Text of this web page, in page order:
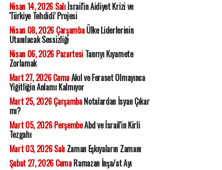
Nisan 14, 2026 Salıİsrail'in Aidiyet Krizi ve
'Türkiye Tehdidi' Projesi
Nisan 08, 2026 ÇarşambaÜlke Liderlerinin
Utanılacak Sessizliği
Nisan 06, 2026 PazartesiTanrıyı Kıyamete
Zorlamak
Mart 27, 2026 CumaAkıl ve Feraset Olmayınca
Yiğitliğin Anlamı Kalmıyor
Mart 25, 2026 ÇarşambaNotalardan İsyan Çıkar
mı?
Mart 05, 2026 PerşembeAbd ve İsrail'in Kirli
Tezgahı
Mart 03, 2026 SalıZaman Eşkıyaların Zamanı
Şubat 27, 2026 CumaRamazan İnşa/at Ayı